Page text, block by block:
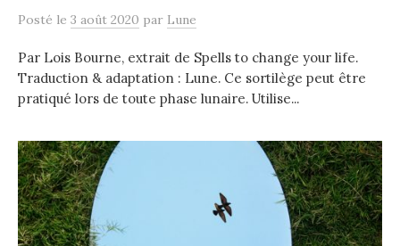
Posté le 3 août 2020 par Lune
Par Lois Bourne, extrait de Spells to change your life.
Traduction & adaptation : Lune. Ce sortilège peut être
pratiqué lors de toute phase lunaire. Utilise...